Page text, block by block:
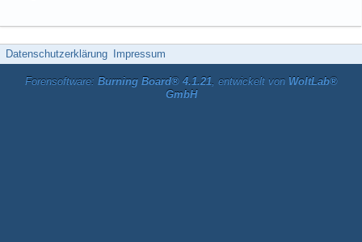
Datenschutzerklärung Impressum
Forensoftware: Burning Board® 4.1.21, entwickelt von WoltLab®
GmbH